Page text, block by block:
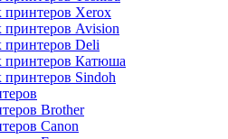
Xerox
Avision
Deli
принтеров Катюша
Sindoh
Brother
Canon